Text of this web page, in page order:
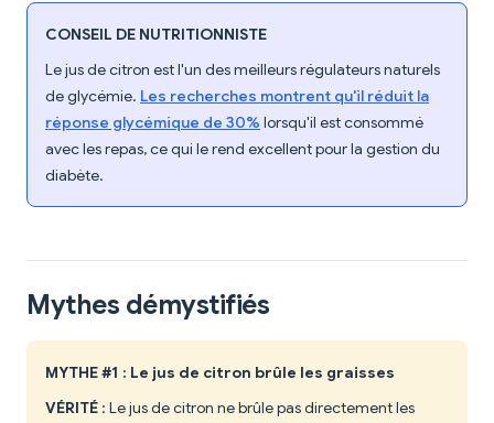
CONSEIL DE NUTRITIONNISTE
Le jus de citron est l'un des meilleurs régulateurs naturels
de glycémie. Les recherches montrent qu'il réduit la
réponse glycémique de 30% lorsqu'il est consommé
avec les repas, ce qui le rend excellent pour la gestion du
diabète.
Mythes démystifiés
MYTHE #1 : Le jus de citron brûle les graisses
VÉRITÉ : Le jus de citron ne brûle pas directement les